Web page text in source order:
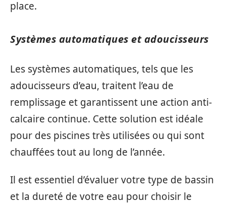
place.
Systèmes automatiques et adoucisseurs
Les systèmes automatiques, tels que les
adoucisseurs d’eau, traitent l’eau de
remplissage et garantissent une action anti-
calcaire continue. Cette solution est idéale
pour des piscines très utilisées ou qui sont
chauffées tout au long de l’année.
Il est essentiel d’évaluer votre type de bassin
et la dureté de votre eau pour choisir le